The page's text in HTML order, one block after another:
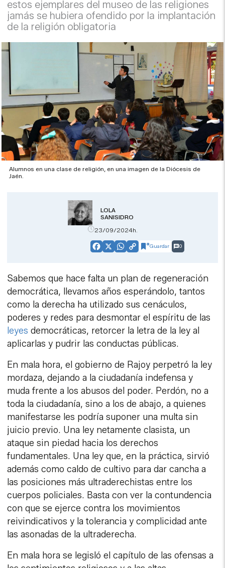
estos ejemplares del museo de las religiones
jamás se hubiera ofendido por la implantación
de la religión obligatoria
Alumnos en una clase de religión, en una imagen de la Diócesis de
Jaén.
LOLA
SANISIDRO
23/09/2024h.
Facebook
X WhatsApp
CopyGuardar 0
Sabemos que hace falta un plan de regeneración
democrática, llevamos años esperándolo, tantos
como la derecha ha utilizado sus cenáculos,
poderes y redes para desmontar el espíritu de las
leyes democráticas, retorcer la letra de la ley al
aplicarlas y pudrir las conductas públicas.
En mala hora, el gobierno de Rajoy perpetró la ley
mordaza, dejando a la ciudadanía indefensa y
muda frente a los abusos del poder. Perdón, no a
toda la ciudadanía, sino a los de abajo, a quienes
manifestarse les podría suponer una multa sin
juicio previo. Una ley netamente clasista, un
ataque sin piedad hacia los derechos
fundamentales. Una ley que, en la práctica, sirvió
además como caldo de cultivo para dar cancha a
las posiciones más ultraderechistas entre los
cuerpos policiales. Basta con ver la contundencia
con que se ejerce contra los movimientos
reivindicativos y la tolerancia y complicidad ante
las asonadas de la ultraderecha.
En mala hora se legisló el capítulo de las ofensas a